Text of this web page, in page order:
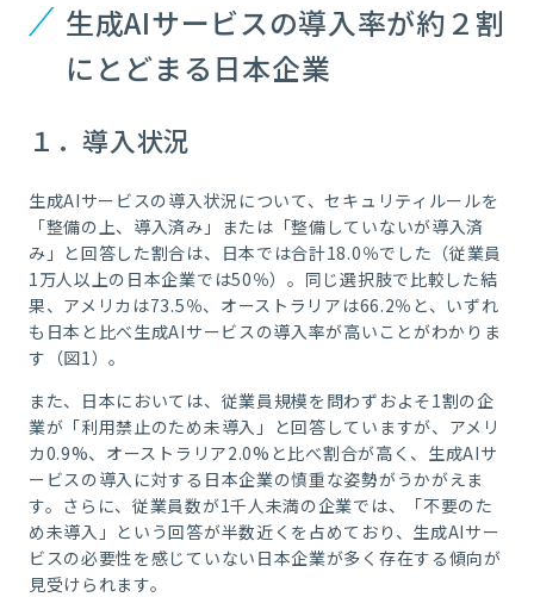
生成AIサービスの導入率が約２割
にとどまる日本企業
１．導入状況
生成AIサービスの導入状況について、セキュリティルールを
「整備の上、導入済み」または「整備していないが導入済
み」と回答した割合は、日本では合計18.0％でした（従業員
1万人以上の日本企業では50％）。同じ選択肢で比較した結
果、アメリカは73.5％、オーストラリアは66.2％と、いずれ
も日本と比べ生成AIサービスの導入率が高いことがわかりま
す（図1）。
また、日本においては、従業員規模を問わずおよそ1割の企
業が「利用禁止のため未導入」と回答していますが、アメリ
カ0.9%、オーストラリア2.0%と比べ割合が高く、生成AIサ
ービスの導入に対する日本企業の慎重な姿勢がうかがえま
す。さらに、従業員数が1千人未満の企業では、「不要のた
め未導入」という回答が半数近くを占めており、生成AIサー
ビスの必要性を感じていない日本企業が多く存在する傾向が
見受けられます。